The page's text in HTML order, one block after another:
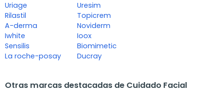
Uriage
Rilastil
A-derma
Iwhite
Sensilis
La roche-posay
Uresim
Topicrem
Noviderm
Ioox
Biomimetic
Ducray
Otras marcas destacadas de Cuidado Facial